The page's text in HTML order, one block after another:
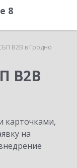
8
B2B в Гродно
B2B
карточками,
на